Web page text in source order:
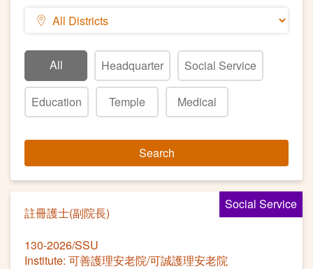
All Headquarter Social Service
Education Temple Medical
Search
Social Service
註冊護士(副院長)
130-2026/SSU
Institute: 可善護理安老院/可誠護理安老院